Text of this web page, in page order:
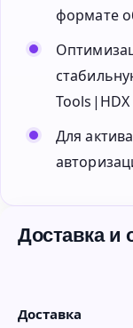
формате
Tools|HDX
Для
Доставка и
Доставка